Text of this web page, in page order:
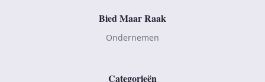
Bied Maar Raak
Ondernemen
Categorieën